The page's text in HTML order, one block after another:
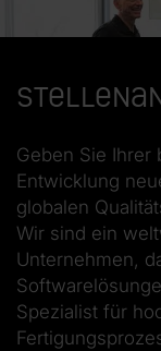
Geben Sie Ihrer
Entwicklung
globalen
Wir sind ein
Unternehmen,
Spezialist für